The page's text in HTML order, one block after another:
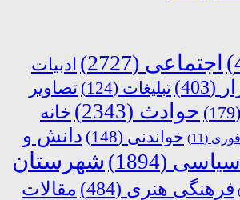
اجتماعی (2727)
ادبیات
(403) تبلیغات (124)
تصاویر
(179) حوادث (2343)
خانه
(11) خواندنی (148)
دانش و
سیاسی (1894)
شهرستان
فرهنگی هنری (484)
مقالات